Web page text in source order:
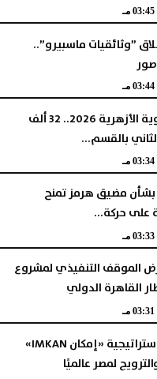
03:45 مـ
”وثائقيات ماسبيرو”..
03:44 مـ
جدول امتحانات الثانوية الأزهرية 2026.. 32 ألف
بالقسم...
03:34 مـ
مضيق هرمز تمنح
على حركة...
03:33 مـ
الموقف التنفيذي لمشروع
03:31 مـ
حسن الديب يكشف استراتيجية «إمكان IMKAN»
لمصر عالميًا